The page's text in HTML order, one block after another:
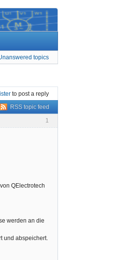
topics
to post a reply
RSS topic feed
1
QElectrotech
werden an die
und abspeichert.